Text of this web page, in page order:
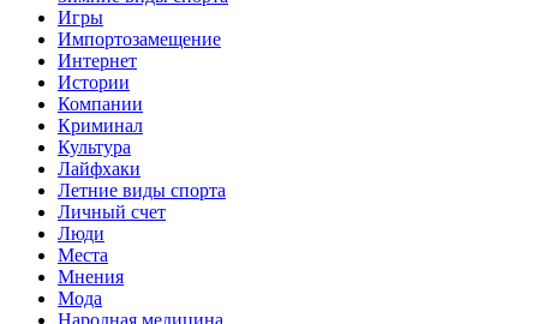
Игры
Импортозамещение
Интернет
Истории
Компании
Криминал
Культура
Лайфхаки
Летние виды спорта
Личный счет
Люди
Места
Мнения
Мода
Народная медицина